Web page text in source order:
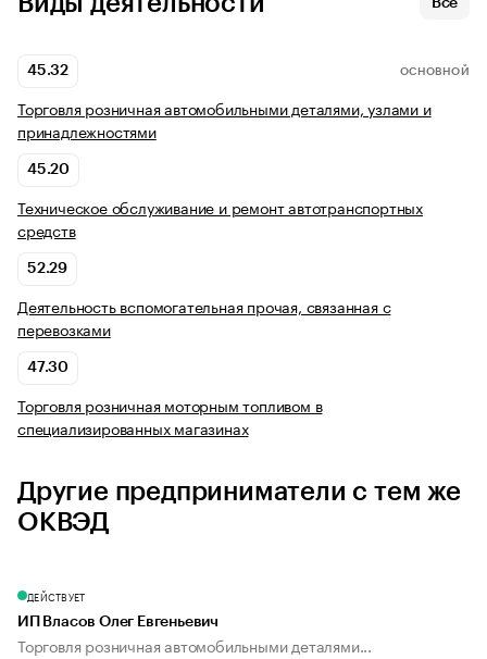
Все
45.32 ОСНОВНОЙ
Торговля розничная автомобильными деталями, узлами и
принадлежностями
45.20
Техническое обслуживание и ремонт автотранспортных
средств
52.29
Деятельность вспомогательная прочая, связанная с
перевозками
47.30
Торговля розничная моторным топливом в
специализированных магазинах
Другие предприниматели с тем же
ОКВЭД
ДЕЙСТВУЕТ
ИП Власов Олег Евгеньевич
Торговля розничная автомобильными деталями...